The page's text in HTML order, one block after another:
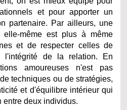
et pour apporter un
partenaire. Par ailleurs, une
même est plus à même
et de respecter celles de
l'intégrité de la relation. En
amoureuses n'est pas
techniques ou de stratégies,
et d'équilibre intérieur qui
entre deux individus.